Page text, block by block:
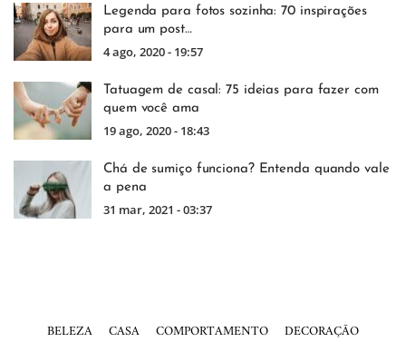
Legenda para fotos sozinha: 70 inspirações
para um post…
4 ago, 2020 - 19:57
Tatuagem de casal: 75 ideias para fazer com
quem você ama
19 ago, 2020 - 18:43
Chá de sumiço funciona? Entenda quando vale
a pena
31 mar, 2021 - 03:37
BELEZA CASA COMPORTAMENTO DECORAÇÃO